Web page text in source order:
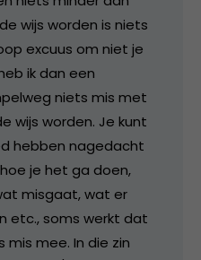
wijs worden is niets
excuus om niet je
ik dan een
niets mis met
wijs worden. Je kunt
hebben nagedacht
je het ga doen,
misgaat, wat er
etc., soms werkt dat
mee. In die zin